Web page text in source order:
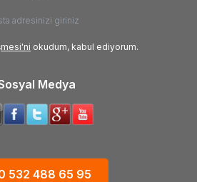
okudum, kabul ediyorum.
Medya
532 488 65 95